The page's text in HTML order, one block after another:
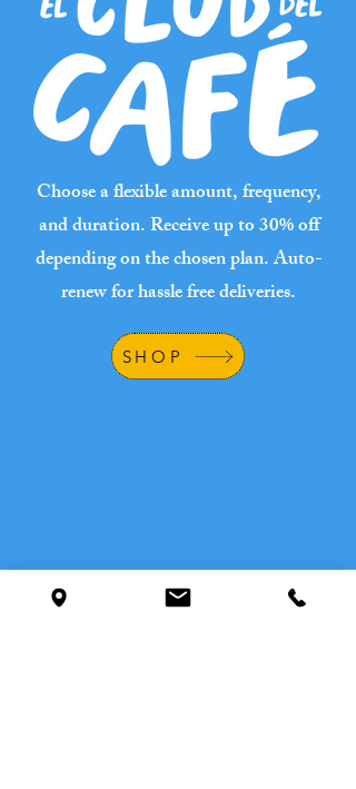
Choose a flexible amount, frequency,
and duration. Receive up to 30% off
depending on the chosen plan. Auto-
renew for hassle free deliveries.
SHOP